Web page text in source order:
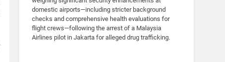
domestic airports—including stricter background
checks and comprehensive health evaluations for
flight crews—following the arrest of a Malaysia
Airlines pilot in Jakarta for alleged drug trafficking.